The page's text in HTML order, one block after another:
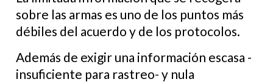
sobre las armas es uno de los puntos más
débiles del acuerdo y de los protocolos.
Además de exigir una información escasa -
insuficiente para rastreo- y nula